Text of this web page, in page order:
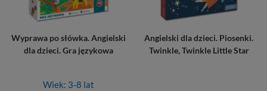
Wyprawa po słówka. Angielski
dla dzieci. Gra językowa
Wiek: 3-8 lat
Angielski dla dzieci. Piosenki.
Twinkle, Twinkle Little Star